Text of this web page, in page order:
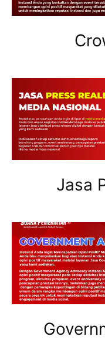
Jasa